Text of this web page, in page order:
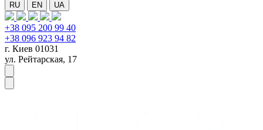
RU EN UA
+38 095 200 99 40
+38 096 923 94 82
г. Киев 01031
ул. Рейтарская, 17